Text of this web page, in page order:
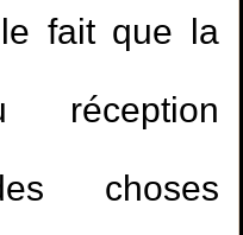
fait que la
réception
choses